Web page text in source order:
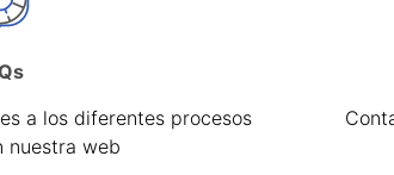
a los diferentes procesos
nuestra web